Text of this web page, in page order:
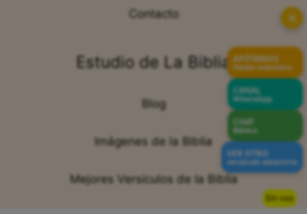
Sin voz
Contacto
Estudio de La Biblia
Blog
Imágenes de la Biblia
Mejores Versículos de la Biblia
✕
APÓYANOS
Hazte miembro
CANAL
WhatsApp
CHAT
Bíblico
VER OTRO
versículo aleatorio